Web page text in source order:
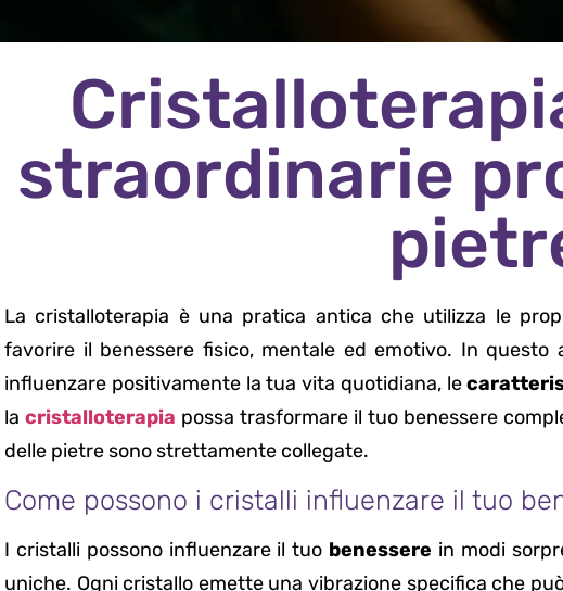
straordinarie
La cristalloterapia è una pratica antica che utilizza le
favorire il benessere fisico, mentale ed emotivo. In questo
influenzare positivamente la tua vita quotidiana, le
lacristalloterapia possa trasformare il tuo benessere
delle pietre sono strettamente collegate.
Come possono i cristalli influenzare il tuo
I cristalli possono influenzare il tuo benessere in modi
uniche. Ogni cristallo emette una vibrazione specifica che